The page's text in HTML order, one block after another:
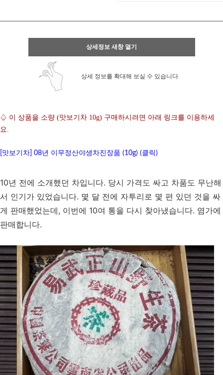
상세정보 새창 열기
상세 정보를 확대해 보실 수 있습니다.
♤ 이 상품을 소량 (맛보기차 10g) 구매하시려면 아래 링크를 이용하세
요.
[맛보기차] 08년 이무정산야생차진장품 (10g) (클릭)
10년 전에 소개했던 차입니다. 당시 가격도 싸고 차품도 무난해
서 인기가 있었습니다. 몇 달 전에 자투리로 몇 편 있던 것을 싸
게 판매했었는데, 이번에 10여 통을 다시 찾아냈습니다. 염가에
판매합니다.